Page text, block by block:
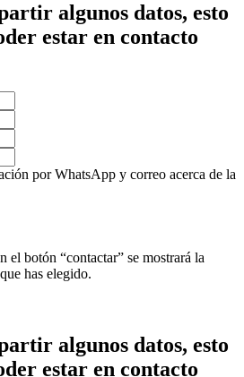
algunos datos, esto
estar en contacto
por WhatsApp y correo acerca de la
el botón “contactar” se mostrará la
has elegido.
algunos datos, esto
estar en contacto